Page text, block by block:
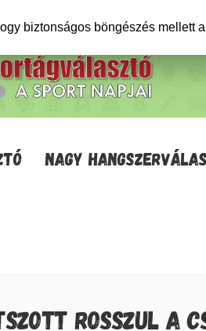
NAGY
ROSSZUL A
biztonságos böngészés mellett